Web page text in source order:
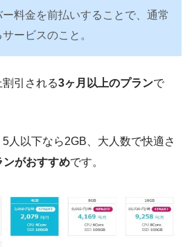
料金を前払いすることで、通常
ービスのこと。
引される3ヶ月以上のプランで
人以下なら2GB、大人数で快適さ
ンがおすすめです。